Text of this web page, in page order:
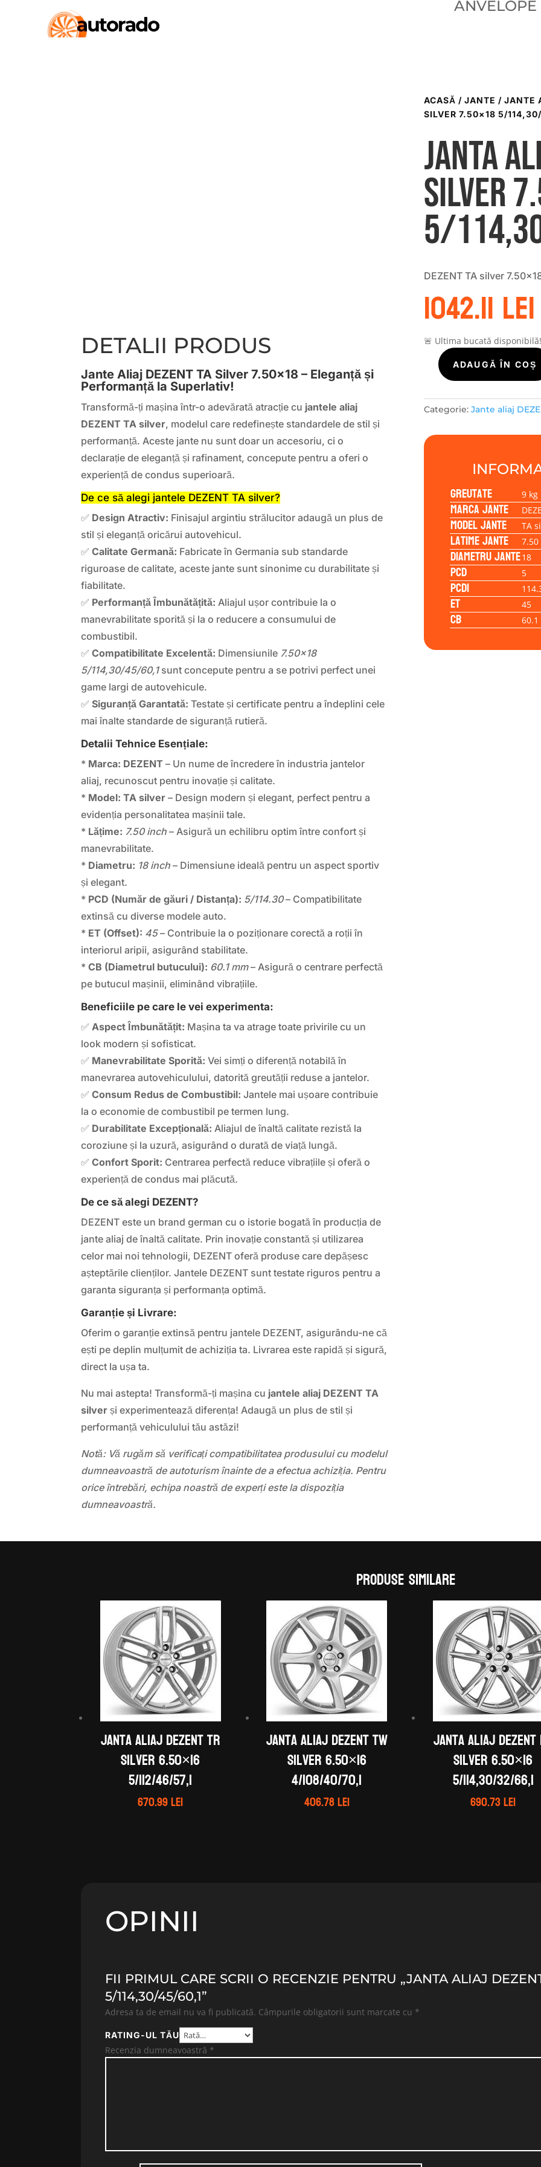
ANVELOPE
DETALII PRODUS
Jante Aliaj DEZENT TA Silver 7.50×18 – Eleganță și
Performanță la Superlativ!
Transformă-ți mașina într-o adevărată atracție cu jantele aliaj
DEZENT TA silver, modelul care redefinește standardele de stil și
performanță. Aceste jante nu sunt doar un accesoriu, ci o
declarație de eleganță și rafinament, concepute pentru a oferi o
experiență de condus superioară.
De ce să alegi jantele DEZENT TA silver?
✅ Design Atractiv: Finisajul argintiu strălucitor adaugă un plus de
stil și eleganță oricărui autovehicul.
✅Calitate Germană: Fabricate în Germania sub standarde
riguroase de calitate, aceste jante sunt sinonime cu durabilitate și
fiabilitate.
✅ Performanță Îmbunătățită: Aliajul ușor contribuie la o
manevrabilitate sporită și la o reducere a consumului de
combustibil.
✅Compatibilitate Excelentă: Dimensiunile 7.50×18
5/114,30/45/60,1sunt concepute pentru a se potrivi perfect unei
game largi de autovehicule.
✅Siguranță Garantată: Testate și certificate pentru a îndeplini cele
mai înalte standarde de siguranță rutieră.
Detalii Tehnice Esențiale:
* Marca: DEZENT – Un nume de încredere în industria jantelor
aliaj, recunoscut pentru inovație și calitate.
* Model: TA silver – Design modern și elegant, perfect pentru a
evidenția personalitatea mașinii tale.
* Lățime: 7.50 inch – Asigură un echilibru optim între confort și
manevrabilitate.
* Diametru: 18 inch – Dimensiune ideală pentru un aspect sportiv
și elegant.
* PCD (Număr de găuri / Distanța): 5/114.30– Compatibilitate
extinsă cu diverse modele auto.
* ET (Offset): 45– Contribuie la o poziționare corectă a roții în
interiorul aripii, asigurând stabilitate.
*CB (Diametrul butucului): 60.1 mm– Asigură o centrare perfectă
pe butucul mașinii, eliminând vibrațiile.
Beneficiile pe care le vei experimenta:
✅Aspect Îmbunătățit: Mașina ta va atrage toate privirile cu un
look modern și sofisticat.
✅ Manevrabilitate Sporită: Vei simți o diferență notabilă în
manevrarea autovehiculului, datorită greutății reduse a jantelor.
✅Consum Redus de Combustibil: Jantele mai ușoare contribuie
la o economie de combustibil pe termen lung.
✅ Durabilitate Excepțională: Aliajul de înaltă calitate rezistă la
coroziune și la uzură, asigurând o durată de viață lungă.
✅Confort Sporit: Centrarea perfectă reduce vibrațiile și oferă o
experiență de condus mai plăcută.
De ce să alegi DEZENT?
DEZENT este un brand german cu o istorie bogată în producția de
jante aliaj de înaltă calitate. Prin inovație constantă și utilizarea
celor mai noi tehnologii, DEZENT oferă produse care depășesc
așteptările clienților. Jantele DEZENT sunt testate riguros pentru a
garanta siguranța și performanța optimă.
Garanție și Livrare:
Oferim o garanție extinsă pentru jantele DEZENT, asigurându-ne că
ești pe deplin mulțumit de achiziția ta. Livrarea este rapidă și sigură,
direct la ușa ta.
Nu mai astepta! Transformă-ți mașina cu jantele aliaj DEZENT TA
silver și experimentează diferența! Adaugă un plus de stil și
performanță vehiculului tău astăzi!
Notă: Vă rugăm să verificați compatibilitatea produsului cu modelul
dumneavoastră de autoturism înainte de a efectua achiziția. Pentru
orice întrebări, echipa noastră de experți este la dispoziția
dumneavoastră.
ACASĂ / JANTE / JANTE
SILVER 7.50×18 5/
Janta
silver
5/
DEZENT TA silver
1042.11lei
🚨 Ultima bucată
Cantitate
Janta
aliaj
DEZENT
silver
7.50x18
5/114,30/45/60,1
ADAUGĂ ÎN COȘ
Categorie: Jante aliaj
Greutate 9 kg
Marca jante
Model jante TA
Latime jante 7.50
Diametru jante18
PCD 5
PCD1
ET 45
CB 60.1
Produse similare
Janta aliaj DEZENT TR
silver 6.50×16
5/112/46/57,1
670.99lei
Janta aliaj DEZENT TW
silver 6.50×16
4/108/40/70,1
406.78lei
Janta aliaj DEZENT
silver 6.50×16
5/114,30/32/66,1
690.73lei
OPINII
FII PRIMUL CARE SCRII O RECENZIE PENTRU „JANTA ALIAJ
5/114,30/45/60,1”
Adresa ta de email nu va fi publicată. Câmpurile obligatorii sunt marcate cu *
RATING-UL TĂU
Recenzia dumneavoastră *